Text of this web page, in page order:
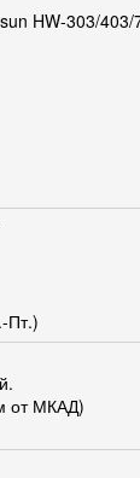
HW-303/403/
Пт.)
от МКАД)